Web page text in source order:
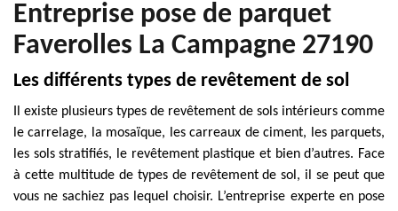
Entreprise pose de parquet
Faverolles La Campagne 27190
Les différents types de revêtement de sol
Il existe plusieurs types de revêtement de sols intérieurs comme
le carrelage, la mosaïque, les carreaux de ciment, les parquets,
les sols stratifiés, le revêtement plastique et bien d’autres. Face
à cette multitude de types de revêtement de sol, il se peut que
vous ne sachiez pas lequel choisir. L’entreprise experte en pose